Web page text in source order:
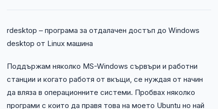
Firewall и VPN
Колокация на сървъри
Абонаментна IT поддръжка
rdesktop – програма за отдалачен достъп до Windows
desktop от Linux машина
Поддържам няколко MS-Windows сървъри и работни
станции и когато работя от вкъщи, се нуждая от начин
да вляза в операционните системи. Пробвах няколко
програми с които да правя това на моето Ubuntu но най